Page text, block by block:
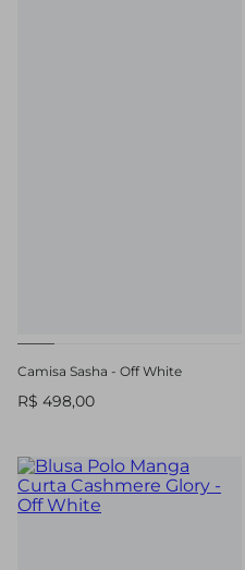
Camisa Sasha - Off White
R$ 498,00